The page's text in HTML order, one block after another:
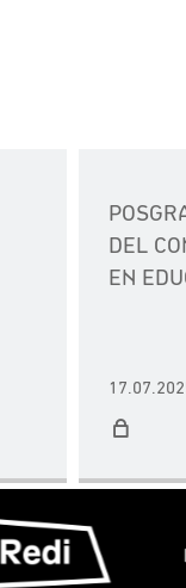
DEL
EN